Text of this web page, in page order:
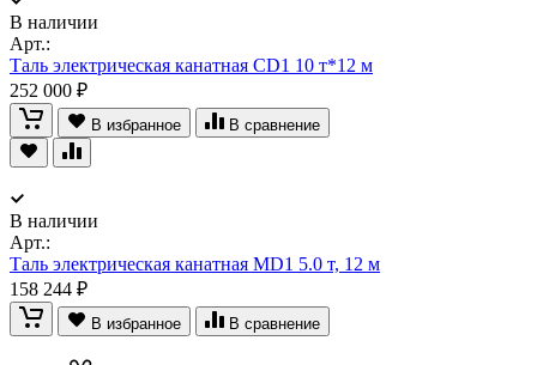
В наличии
Арт.:
Таль электрическая канатная CD1 10 т*12 м
252 000 ₽
В избранное В сравнение
В наличии
Арт.:
Таль электрическая канатная MD1 5.0 т, 12 м
158 244 ₽
В избранное В сравнение